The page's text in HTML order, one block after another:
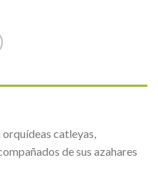
catleyas,
de sus azahares